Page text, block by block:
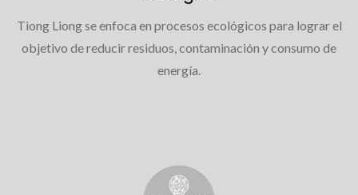
Tiong Liong se enfoca en procesos ecológicos para lograr el
objetivo de reducir residuos, contaminación y consumo de
energía.